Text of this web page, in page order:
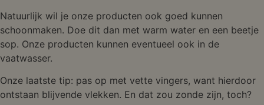
Natuurlijk wil je onze producten ook goed kunnen
schoonmaken. Doe dit dan met warm water en een beetje
sop. Onze producten kunnen eventueel ook in de
vaatwasser.
Onze laatste tip: pas op met vette vingers, want hierdoor
ontstaan blijvende vlekken. En dat zou zonde zijn, toch?